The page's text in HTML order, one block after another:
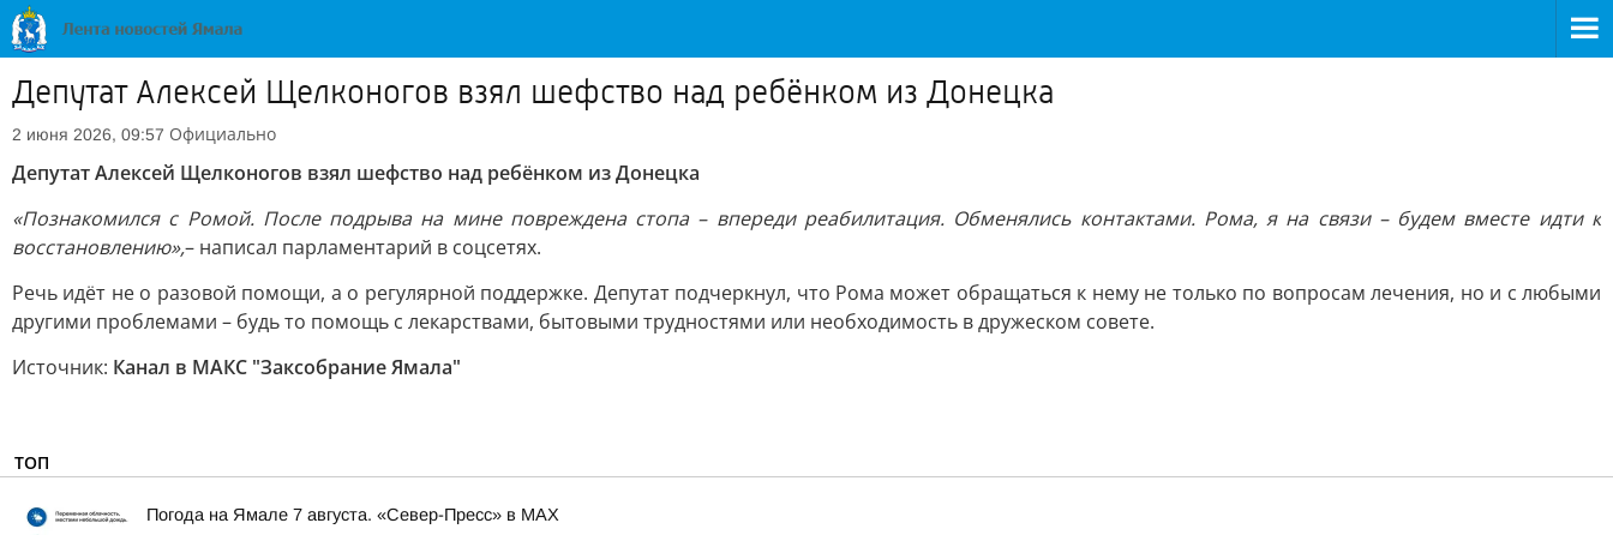
Депутат Алексей Щелконогов взял шефство над ребёнком из Донецка
2 июня 2026, 09:57 Официально
Депутат Алексей Щелконогов взял шефство над ребёнком из Донецка
«Познакомился с Ромой. После подрыва на мине повреждена стопа – впереди реабилитация. Обменялись контактами. Рома, я на связи – будем вместе идти к
восстановлению»,– написал парламентарий в соцсетях.
Речь идёт не о разовой помощи, а о регулярной поддержке. Депутат подчеркнул, что Рома может обращаться к нему не только по вопросам лечения, но и с любыми
другими проблемами – будь то помощь с лекарствами, бытовыми трудностями или необходимость в дружеском совете.
Источник: Канал в МАКС "Заксобрание Ямала"
ТОП
Погода на Ямале 7 августа. «Север-Пресс» в MAX